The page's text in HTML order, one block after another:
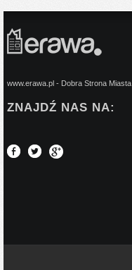
www.erawa.pl - Dobra Strona Miasta
ZNAJDŹ NAS NA: